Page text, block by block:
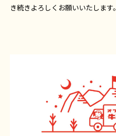
き続きよろしくお願いいたします。